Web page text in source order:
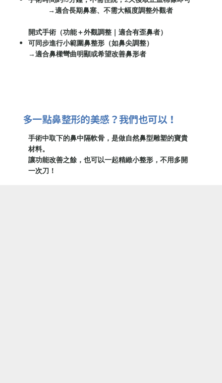
多一點鼻整形的美感？我們也可以！
手術中取下的鼻中隔軟骨，是做自然鼻型雕塑的寶貴
材料。
讓功能改善之餘，也可以一起精緻小整形，不用多開
一次刀！
→適合長期鼻塞、不需大幅度調整外觀者
開式手術（功能＋外觀調整｜適合有歪鼻者）​
可同步進行小範圍鼻整形（如鼻尖調整）
→適合鼻樑彎曲明顯或希望改善鼻形者